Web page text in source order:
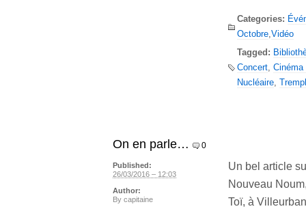
Categories:
Octobre Vidéo
Tagged:
Concert, Cinéma
Nucléaire,
On en parle… 0
Un bel article
Nouveau
Toï, à
Published:
26/03/2016 – 12:03
Author:
By capitaine